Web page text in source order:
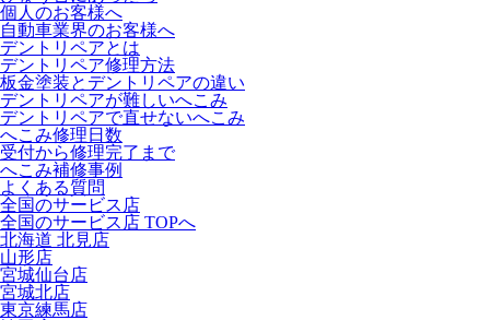
個人のお客様へ
自動車業界のお客様へ
デントリペアとは
デントリペア修理方法
板金塗装とデントリペアの違い
デントリペアが難しいへこみ
デントリペアで直せないへこみ
へこみ修理日数
受付から修理完了まで
へこみ補修事例
よくある質問
全国のサービス店
全国のサービス店 TOPへ
北海道 北見店
山形店
宮城仙台店
宮城北店
東京練馬店